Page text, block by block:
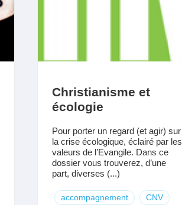
Christianisme et
écologie
Pour porter un regard (et agir) sur
la crise écologique, éclairé par les
valeurs de l’Evangile. Dans ce
dossier vous trouverez, d’une
part, diverses (...)
accompagnement CNV